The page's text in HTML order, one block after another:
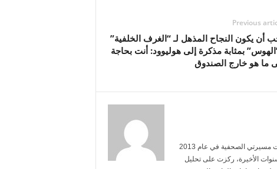
Previous
أن يكون النجاح المذهل لـ “الغرف الخلفية”
بمثابة مذكرة إلى هوليوود: أنت بحاجة
ما هو خارج الصندوق
أنا خالد الحربي، حاصل على شهادة في الإعلام من جامعة الملك سعود. بدأت مسيرتي الصحفية في عام 2013
الأخيرة، ركزت على تحليل